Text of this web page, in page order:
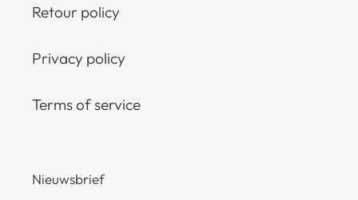
Retour policy
Privacy policy
Terms of service
Nieuwsbrief